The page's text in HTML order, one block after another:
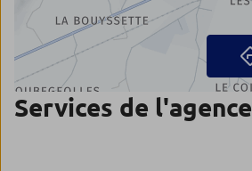
Services de l'agence